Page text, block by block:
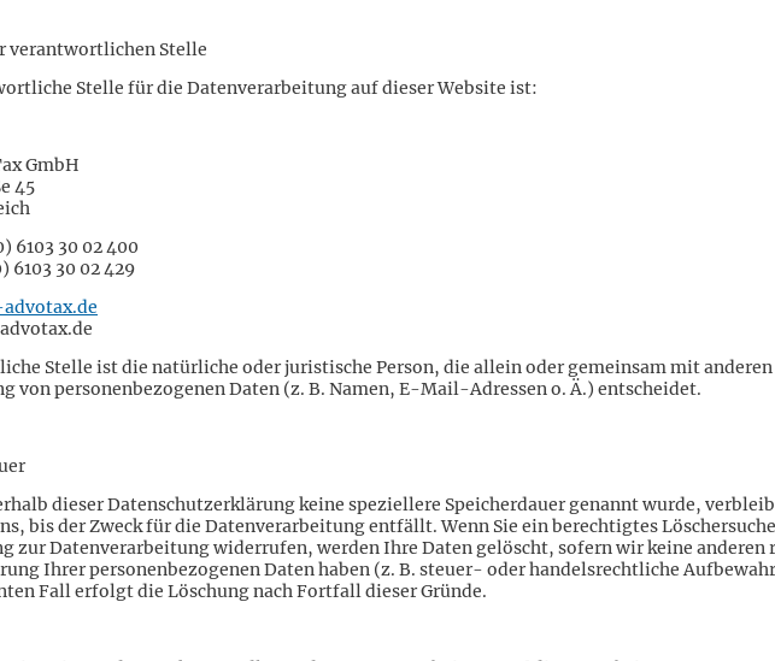
verantwortlichen Stelle
Stelle für die Datenverarbeitung auf dieser Website ist:
GmbH
45
6103 30 02 400
6103 30 02 429
Stelle ist die natürliche oder juristische Person, die allein oder gemeinsam mit
von personenbezogenen Daten (z. B. Namen, E-Mail-Adressen o. Ä.) entscheidet.
dieser Datenschutzerklärung keine speziellere Speicherdauer genannt wurde,
bis der Zweck für die Datenverarbeitung entfällt. Wenn Sie ein berechtigtes
zur Datenverarbeitung widerrufen, werden Ihre Daten gelöscht, sofern wir keine anderen
Ihrer personenbezogenen Daten haben (z. B. steuer- oder handelsrechtliche
Fall erfolgt die Löschung nach Fortfall dieser Gründe.